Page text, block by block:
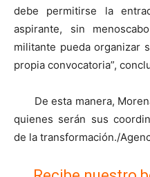
debe permitirse la
aspirante, sin
militante pueda organizar
propia convocatoria”,
De esta manera,
quienes serán sus
de la transformación./